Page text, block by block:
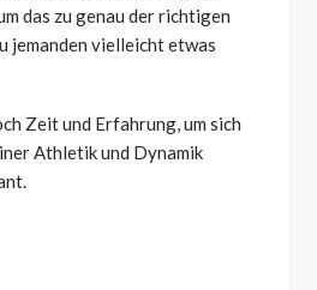
das zu genau der richtigen
jemanden vielleicht etwas
Zeit und Erfahrung, um sich
Athletik und Dynamik